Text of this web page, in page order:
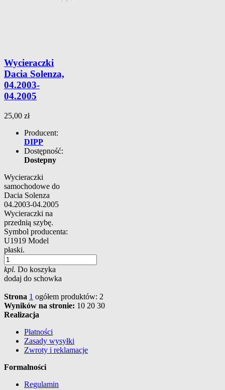
Wycieraczki
Dacia Solenza,
04.2003-
04.2005
25,00 zł
Producent:
DIPP
Dostępność:
Dostepny
Wycieraczki
samochodowe do
Dacia Solenza
04.2003-04.2005
Wycieraczki na
przednią szybę.
Symbol producenta:
U1919 Model
płaski.
kpl. Do koszyka
dodaj do schowka
Strona 1 ogółem produktów: 2
Wyników na stronie: 10 20 30
Realizacja
Płatności
Zasady wysyłki
Zwroty i reklamacje
Formalności
Regulamin